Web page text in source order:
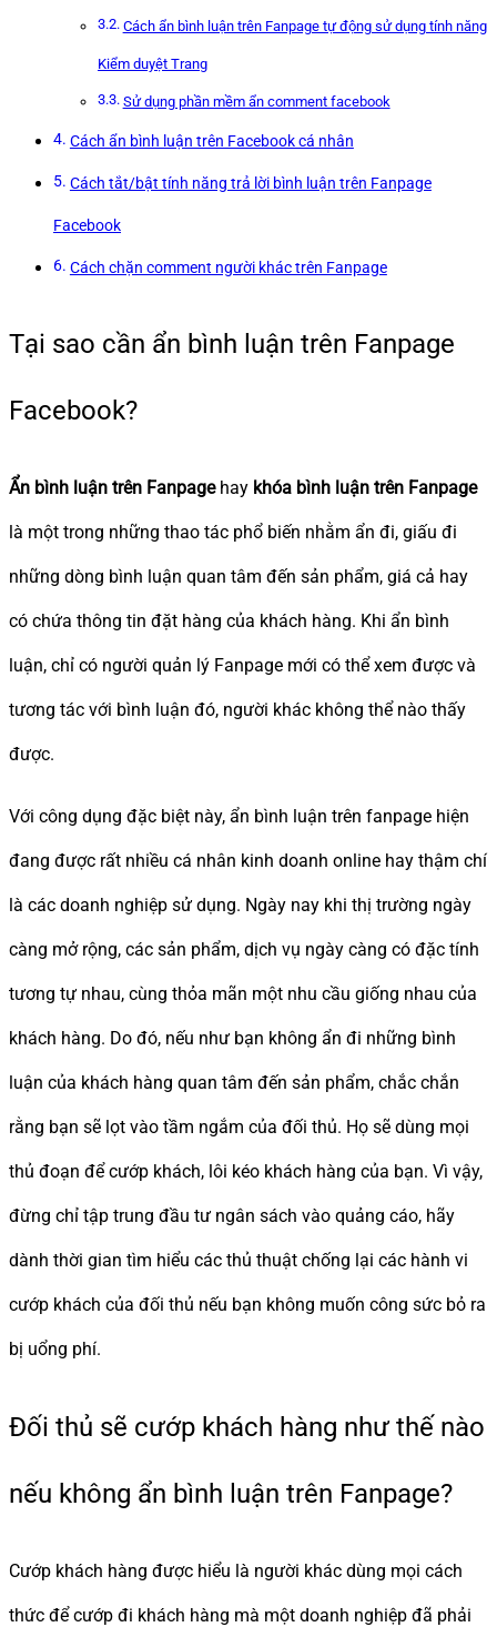
Cách ẩn bình luận trên Fanpage tự động sử dụng tính năng
Kiểm duyệt Trang
Sử dụng phần mềm ẩn comment facebook
Cách ẩn bình luận trên Facebook cá nhân
Cách tắt/bật tính năng trả lời bình luận trên Fanpage
Facebook
Cách chặn comment người khác trên Fanpage
Tại sao cần ẩn bình luận trên Fanpage
Facebook?
Ẩn bình luận trên Fanpagehay khóa bình luận trên Fanpage
là một trong những thao tác phổ biến nhằm ẩn đi, giấu đi
những dòng bình luận quan tâm đến sản phẩm, giá cả hay
có chứa thông tin đặt hàng của khách hàng. Khi ẩn bình
luận, chỉ có người quản lý Fanpage mới có thể xem được và
tương tác với bình luận đó, người khác không thể nào thấy
được.
Với công dụng đặc biệt này, ẩn bình luận trên fanpage hiện
đang được rất nhiều cá nhân kinh doanh online hay thậm chí
là các doanh nghiệp sử dụng. Ngày nay khi thị trường ngày
càng mở rộng, các sản phẩm, dịch vụ ngày càng có đặc tính
tương tự nhau, cùng thỏa mãn một nhu cầu giống nhau của
khách hàng. Do đó, nếu như bạn không ẩn đi những bình
luận của khách hàng quan tâm đến sản phẩm, chắc chắn
rằng bạn sẽ lọt vào tầm ngắm của đối thủ. Họ sẽ dùng mọi
thủ đoạn để cướp khách, lôi kéo khách hàng của bạn. Vì vậy,
đừng chỉ tập trung đầu tư ngân sách vào quảng cáo, hãy
dành thời gian tìm hiểu các thủ thuật chống lại các hành vi
cướp khách của đối thủ nếu bạn không muốn công sức bỏ ra
bị uổng phí.
Đối thủ sẽ cướp khách hàng như thế nào
nếu không ẩn bình luận trên Fanpage?
Cướp khách hàng được hiểu là người khác dùng mọi cách
thức để cướp đi khách hàng mà một doanh nghiệp đã phải